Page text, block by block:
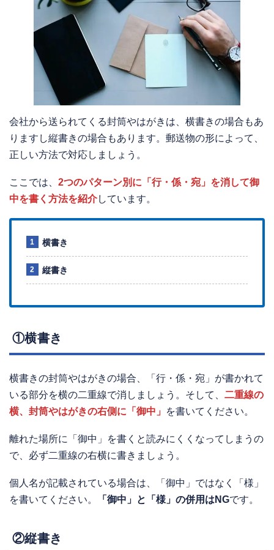
会社から送られてくる封筒やはがきは、横書きの場合もあ
りますし縦書きの場合もあります。郵送物の形によって、
正しい方法で対応しましょう。
ここでは、 2つのパターン別に「行・係・宛」を消して御
中を書く方法を紹介しています。
横書き
縦書き
①横書き
横書きの封筒やはがきの場合、「行・係・宛」が書かれて
いる部分を横の二重線で消しましょう。そして、 二重線の
横、封筒やはがきの右側に「御中」
を書いてください。
離れた場所に「御中」を書くと読みにくくなってしまうの
で、必ず二重線の右横に書きましょう。
個人名が記載されている場合は、「御中」ではなく「様」
を書いてください。
「御中」と「様」の併用はNGです。
②縦書き